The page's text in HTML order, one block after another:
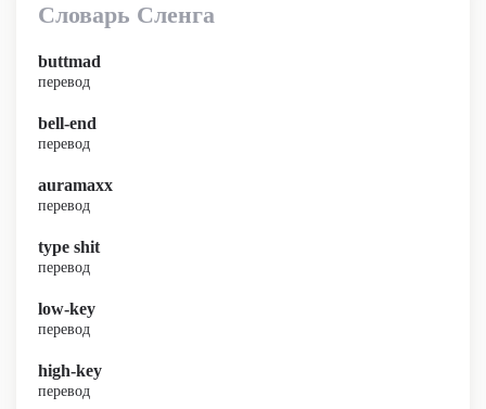
Словарь Сленга
buttmad
перевод
bell-end
перевод
auramaxx
перевод
type shit
перевод
low-key
перевод
high-key
перевод